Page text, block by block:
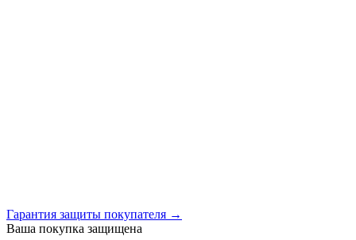
Гарантия защиты покупателя →
Ваша покупка защищена